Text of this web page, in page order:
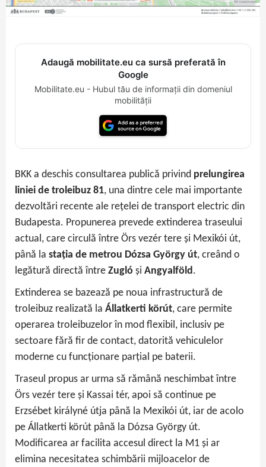
Adaugă mobilitate.eu ca sursă preferată în
Google
Mobilitate.eu - Hubul tău de informații din domeniul
mobilității
BKK a deschis consultarea publică privind prelungirea
liniei de troleibuz 81, una dintre cele mai importante
dezvoltări recente ale rețelei de transport electric din
Budapesta. Propunerea prevede extinderea traseului
actual, care circulă între Örs vezér tere și Mexikói út,
până la stația de metrou Dózsa György út, creând o
legătură directă între Zugló și Angyalföld.
Extinderea se bazează pe noua infrastructură de
troleibuz realizată la Állatkerti körút, care permite
operarea troleibuzelor în mod flexibil, inclusiv pe
sectoare fără fir de contact, datorită vehiculelor
moderne cu funcționare parțial pe baterii.
Traseul propus ar urma să rămână neschimbat între
Örs vezér tere și Kassai tér, apoi să continue pe
Erzsébet királyné útja până la Mexikói út, iar de acolo
pe Állatkerti körút până la Dózsa György út.
Modificarea ar facilita accesul direct la M1 și ar
elimina necesitatea schimbării mijloacelor de